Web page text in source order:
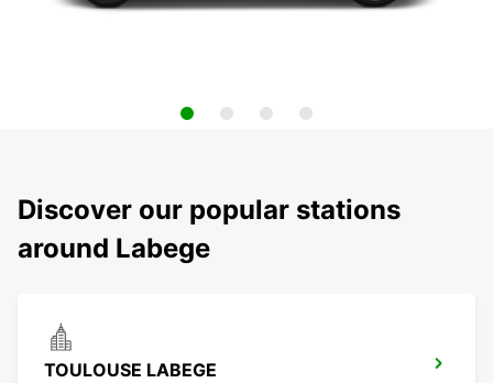
Discover our popular stations
around Labege
TOULOUSE LABEGE